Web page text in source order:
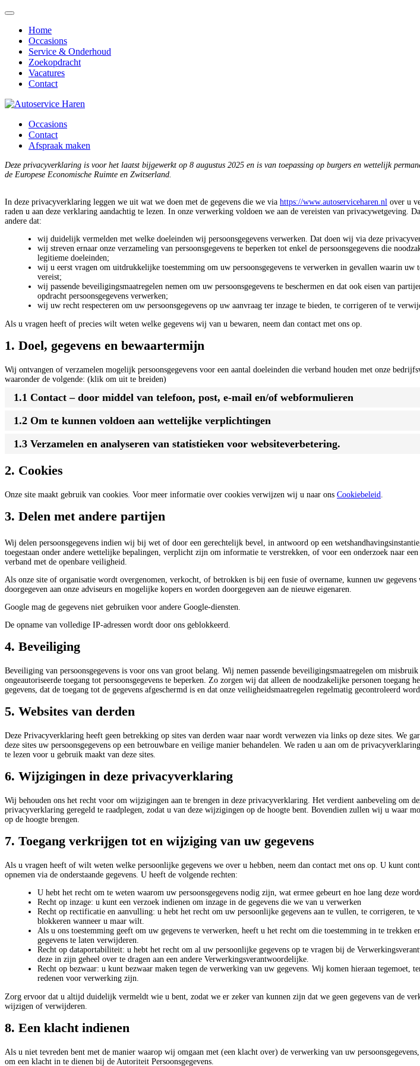
Home
Occasions
Service & Onderhoud
Zoekopdracht
Vacatures
Contact
Occasions
Contact
Afspraak maken
Deze privacyverklaring is voor het laatst bijgewerkt op 8 augustus 2025 en is van toepassing op burgers en wettelijk
de Europese Economische Ruimte en Zwitserland.
In deze privacyverklaring leggen we uit wat we doen met de gegevens die we via https://www.autoserviceharen.nl over u
raden u aan deze verklaring aandachtig te lezen. In onze verwerking voldoen we aan de vereisten van privacywetgeving.
andere dat:
wij duidelijk vermelden met welke doeleinden wij persoonsgegevens verwerken. Dat doen wij via deze
wij streven ernaar onze verzameling van persoonsgegevens te beperken tot enkel de persoonsgegevens die
legitieme doeleinden;
wij u eerst vragen om uitdrukkelijke toestemming om uw persoonsgegevens te verwerken in gevallen waarin uw
vereist;
wij passende beveiligingsmaatregelen nemen om uw persoonsgegevens te beschermen en dat ook eisen van
opdracht persoonsgegevens verwerken;
wij uw recht respecteren om uw persoonsgegevens op uw aanvraag ter inzage te bieden, te corrigeren of te
Als u vragen heeft of precies wilt weten welke gegevens wij van u bewaren, neem dan contact met ons op.
1. Doel, gegevens en bewaartermijn
Wij ontvangen of verzamelen mogelijk persoonsgegevens voor een aantal doeleinden die verband houden met onze
waaronder de volgende: (klik om uit te breiden)
1.1 Contact – door middel van telefoon, post, e-mail en/of webformulieren
1.2 Om te kunnen voldoen aan wettelijke verplichtingen
1.3 Verzamelen en analyseren van statistieken voor websiteverbetering.
2. Cookies
Onze site maakt gebruik van cookies. Voor meer informatie over cookies verwijzen wij u naar ons Cookiebeleid.
3. Delen met andere partijen
Wij delen persoonsgegevens indien wij bij wet of door een gerechtelijk bevel, in antwoord op een
toegestaan onder andere wettelijke bepalingen, verplicht zijn om informatie te verstrekken, of voor een onderzoek naar
verband met de openbare veiligheid.
Als onze site of organisatie wordt overgenomen, verkocht, of betrokken is bij een fusie of overname, kunnen uw gegevens
doorgegeven aan onze adviseurs en mogelijke kopers en worden doorgegeven aan de nieuwe eigenaren.
Google mag de gegevens niet gebruiken voor andere Google-diensten.
De opname van volledige IP-adressen wordt door ons geblokkeerd.
4. Beveiliging
Beveiliging van persoonsgegevens is voor ons van groot belang. Wij nemen passende beveiligingsmaatregelen om misbruik
ongeautoriseerde toegang tot persoonsgegevens te beperken. Zo zorgen wij dat alleen de noodzakelijke personen toegang
gegevens, dat de toegang tot de gegevens afgeschermd is en dat onze veiligheidsmaatregelen regelmatig gecontroleerd
5. Websites van derden
Deze Privacyverklaring heeft geen betrekking op sites van derden waar naar wordt verwezen via links op deze sites. We
deze sites uw persoonsgegevens op een betrouwbare en veilige manier behandelen. We raden u aan om de
te lezen voor u gebruik maakt van deze sites.
6. Wijzigingen in deze privacyverklaring
Wij behouden ons het recht voor om wijzigingen aan te brengen in deze privacyverklaring. Het verdient aanbeveling om
privacyverklaring geregeld te raadplegen, zodat u van deze wijzigingen op de hoogte bent. Bovendien zullen wij u waar
op de hoogte brengen.
7. Toegang verkrijgen tot en wijziging van uw gegevens
Als u vragen heeft of wilt weten welke persoonlijke gegevens we over u hebben, neem dan contact met ons op. U kunt
opnemen via de onderstaande gegevens. U heeft de volgende rechten:
U hebt het recht om te weten waarom uw persoonsgegevens nodig zijn, wat ermee gebeurt en hoe lang deze
Recht op inzage: u kunt een verzoek indienen om inzage in de gegevens die we van u verwerken
Recht op rectificatie en aanvulling: u hebt het recht om uw persoonlijke gegevens aan te vullen, te corrigeren, te
blokkeren wanneer u maar wilt.
Als u ons toestemming geeft om uw gegevens te verwerken, heeft u het recht om die toestemming in te trekken
gegevens te laten verwijderen.
Recht op dataportabiliteit: u hebt het recht om al uw persoonlijke gegevens op te vragen bij de
deze in zijn geheel over te dragen aan een andere Verwerkingsverantwoordelijke.
Recht op bezwaar: u kunt bezwaar maken tegen de verwerking van uw gegevens. Wij komen hieraan tegemoet,
redenen voor verwerking zijn.
Zorg ervoor dat u altijd duidelijk vermeldt wie u bent, zodat we er zeker van kunnen zijn dat we geen gegevens van de
wijzigen of verwijderen.
8. Een klacht indienen
Als u niet tevreden bent met de manier waarop wij omgaan met (een klacht over) de verwerking van uw
om een klacht in te dienen bij de Autoriteit Persoonsgegevens.